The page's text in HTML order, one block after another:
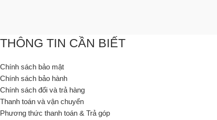
THÔNG TIN CẦN BIẾT
Chính sách bảo mật
Chính sách bảo hành
Chính sách đổi và trả hàng
Thanh toán và vận chuyển
Phương thức thanh toán & Trả góp